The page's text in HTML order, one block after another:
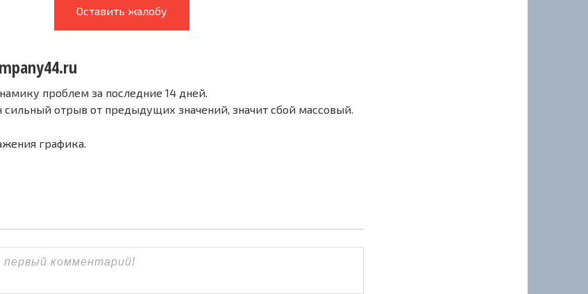
Оставить жалобу
проблем за последние 14 дней.
сильный отрыв от предыдущих значений, значит сбой массовый.
графика.